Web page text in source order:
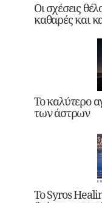
Οι σχέσεις
καθαρές και
Το καλύτερο
των άστρων
Το Syros